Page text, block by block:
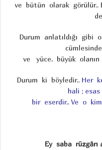
ve bütün olarak
Durum anlatıldığı gibi
ve yüce, büyük
Durum ki böyledir.. Her
hali ;
bir eserdir.. Ve o
Ey saba